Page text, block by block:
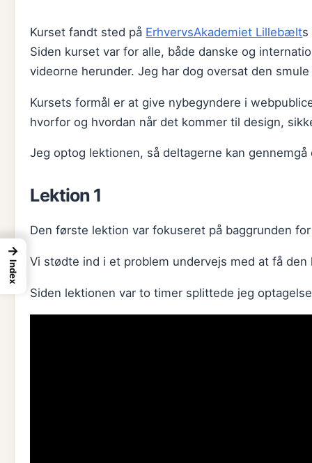
Kurset fandt sted på ErhvervsAkademiet Lillebælts
Siden kurset var for alle, både danske og
videorne herunder. Jeg har dog oversat den
Kursets formål er at give nybegyndere i
hvorfor og hvordan når det kommer til design,
Jeg optog lektionen, så deltagerne kan gennemgå
Lektion 1
Den første lektion var fokuseret på baggrunden
Vi stødte ind i et problem undervejs med at få
Siden lektionen var to timer splittede jeg
→
Index